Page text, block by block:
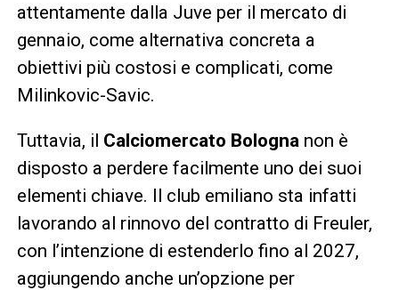
attentamente dalla Juve per il mercato di
gennaio, come alternativa concreta a
obiettivi più costosi e complicati, come
Milinkovic-Savic.
Tuttavia, il Calciomercato Bologna non è
disposto a perdere facilmente uno dei suoi
elementi chiave. Il club emiliano sta infatti
lavorando al rinnovo del contratto di Freuler,
con l’intenzione di estenderlo fino al 2027,
aggiungendo anche un’opzione per